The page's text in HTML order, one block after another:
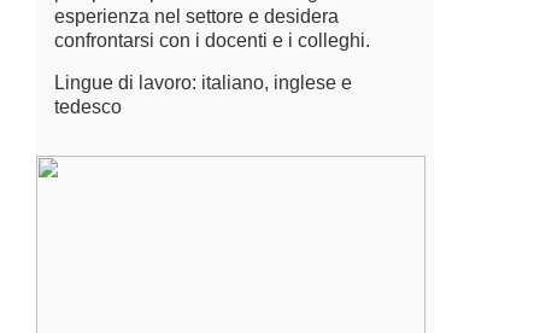
esperienza nel settore e desidera
confrontarsi con i docenti e i colleghi.
Lingue di lavoro: italiano, inglese e
tedesco